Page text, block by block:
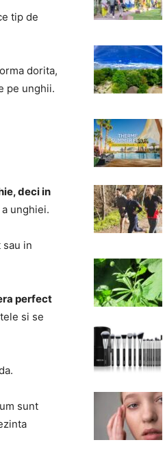
tip de
dorita,
pe unghii.
deci in
unghiei.
in
perfect
si se
sunt